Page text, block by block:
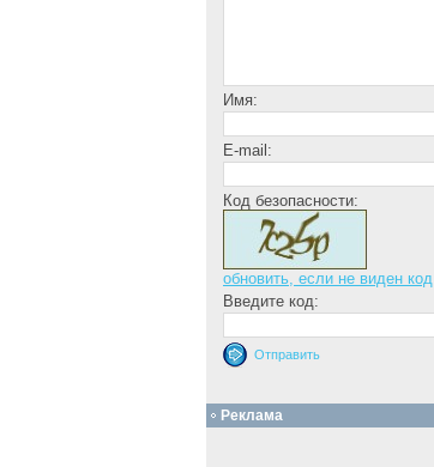
Имя:
E-mail:
Код безопасности:
обновить, если не виден код
Введите код:
Реклама